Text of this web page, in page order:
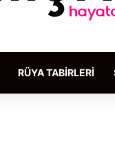
RÜYA TABIRLERI